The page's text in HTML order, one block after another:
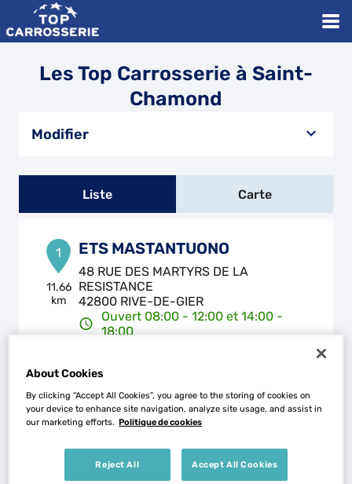
Les Top Carrosserie à Saint-
Chamond
Modifier
Liste Carte
1
11.66
km
ETS MASTANTUONO
48 RUE DES MARTYRS DE LA
RESISTANCE
42800 RIVE-DE-GIER
Ouvert 08:00 - 12:00 et 14:00 -
18:00
CARROSSERIE GARAGE DE
L'EUROPE
About Cookies
By clicking “Accept All Cookies”, you agree to the storing of cookies on
your device to enhance site navigation, analyze site usage, and assist in
our marketing efforts. Politique de cookies
Reject All Accept All Cookies